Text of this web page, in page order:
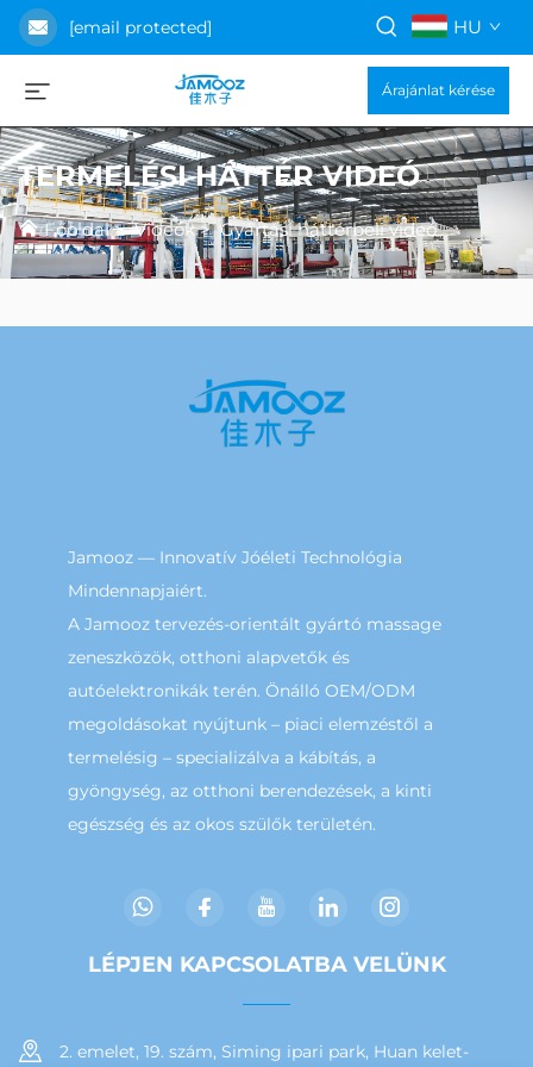
[email protected] HU
Árajánlat kérése
TERMELÉSI HÁTTÉR VIDEÓ
Főoldal>Videók>Gyártási háttérbeli videó
Jamooz — Innovatív Jóéleti Technológia
Mindennapjaiért.
A Jamooz tervezés-orientált gyártó massage
zeneszközök, otthoni alapvetők és
autóelektronikák terén. Önálló OEM/ODM
megoldásokat nyújtunk – piaci elemzéstől a
termelésig – specializálva a kábítás, a
gyöngység, az otthoni berendezések, a kinti
egészség és az okos szülők területén.
LÉPJEN KAPCSOLATBA VELÜNK
2. emelet, 19. szám, Siming ipari park, Huan kelet-